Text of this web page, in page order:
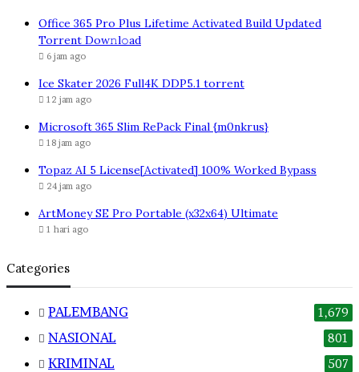
Office 365 Pro Plus Lifetime Activated Build Updated
Torrent Dow𝚗l𝚘аd
6 jam ago
Ice Skater 2026 Full4K DDP5.1 torrent
12 jam ago
Microsoft 365 Slim RePack Final {m0nkrus}
18 jam ago
Topaz AI 5 License[Activated] 100% Worked Bypass
24 jam ago
ArtMoney SE Pro Portable (x32x64) Ultimate
1 hari ago
Categories
PALEMBANG 1,679
NASIONAL 801
KRIMINAL 507